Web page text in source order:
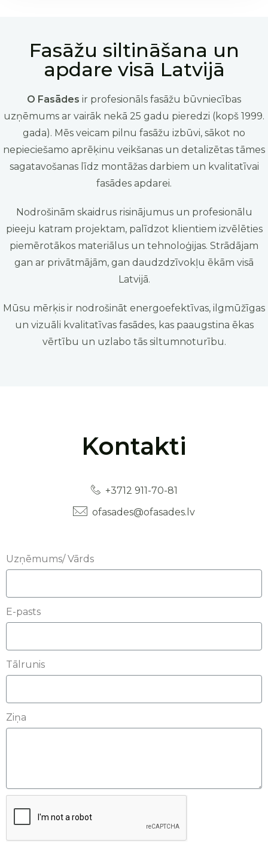
Fasāžu siltināšana un
apdare visā Latvijā
O Fasādes ir profesionāls fasāžu būvniecības
uzņēmums ar vairāk nekā 25 gadu pieredzi (kopš 1999.
gada). Mēs veicam pilnu fasāžu izbūvi, sākot no
nepieciešamo aprēķinu veikšanas un detalizētas tāmes
sagatavošanas līdz montāžas darbiem un kvalitatīvai
fasādes apdarei.
Nodrošinām skaidrus risinājumus un profesionālu
pieeju katram projektam, palīdzot klientiem izvēlēties
piemērotākos materiālus un tehnoloģijas. Strādājam
gan ar privātmājām, gan daudzdzīvokļu ēkām visā
Latvijā.
Mūsu mērķis ir nodrošināt energoefektīvas, ilgmūžīgas
un vizuāli kvalitatīvas fasādes, kas paaugstina ēkas
vērtību un uzlabo tās siltumnoturību.
Kontakti
+3712 911-70-81
ofasades@ofasades.lv
Uzņēmums/ Vārds
E-pasts
Tālrunis
Ziņa